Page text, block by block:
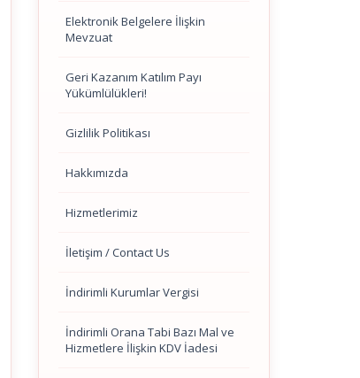
Elektronik Belgelere İlişkin
Mevzuat
Geri Kazanım Katılım Payı
Yükümlülükleri!
Gizlilik Politikası
Hakkımızda
Hizmetlerimiz
İletişim / Contact Us
İndirimli Kurumlar Vergisi
İndirimli Orana Tabi Bazı Mal ve
Hizmetlere İlişkin KDV İadesi